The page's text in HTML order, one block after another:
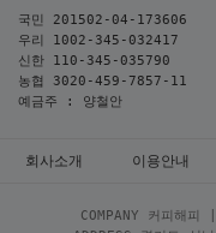
국민 201502-04-173606
우리 1002-345-032417
신한 110-345-035790
농협 3020-459-7857-11
예금주 : 양철안
회사소개 이용안내
COMPANY 커피해